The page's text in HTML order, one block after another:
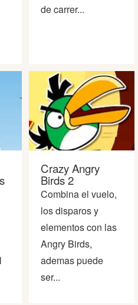
de carrer...
Crazy Angry
Birds 2
Combina el vuelo,
los disparos y
elementos con las
Angry Birds,
ademas puede
ser...